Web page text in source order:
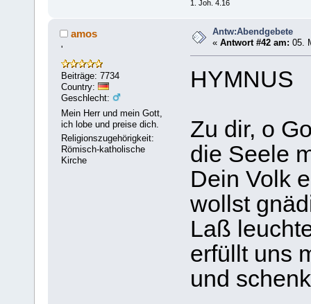
1. Joh. 4.16
amos
'
Beiträge: 7734
Country:
Geschlecht:
Mein Herr und mein Gott,
ich lobe und preise dich.
Religionszugehörigkeit:
Römisch-katholische
Kirche
Antw:Abendgebete
«Antwort #42 am: 05.
HYMNUS
Zu dir, o
die Seele
Dein Volk
wollst
Laß
erfüllt uns
und